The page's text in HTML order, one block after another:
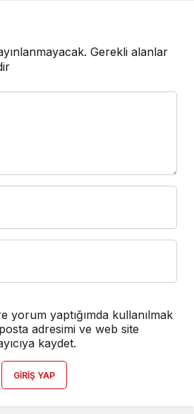
Gerekli alanlar
yorum yaptığımda kullanılmak
adresimi ve web site
kaydet.
GIRIŞ YAP